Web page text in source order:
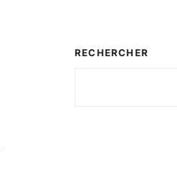
RECHERCHER